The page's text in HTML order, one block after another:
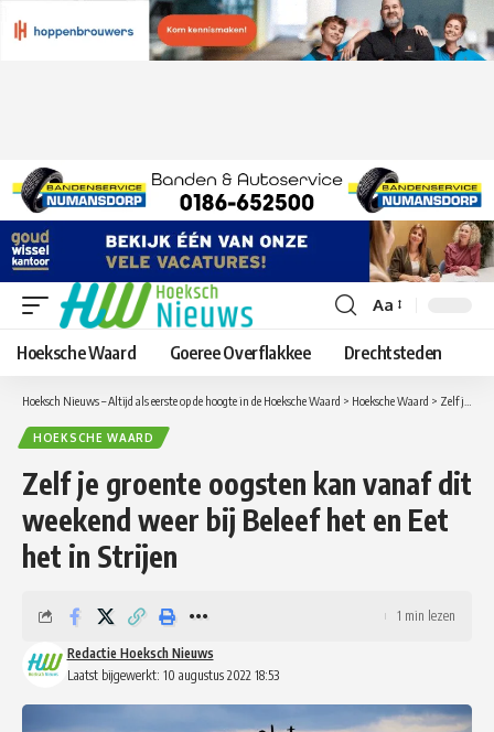
Lettergrootte
aanpassen
Aa
Hoeksche Waard Goeree Overflakkee Drechtsteden
Hoeksch Nieuws – Altijd als eerste op de hoogte in de Hoeksche Waard > Hoeksche Waard > Zelf je groente oogsten kan vanaf dit weekend weer bij Beleef het en Eet het in Strijen
HOEKSCHE WAARD
Zelf je groente oogsten kan vanaf dit
weekend weer bij Beleef het en Eet
het in Strijen
Laatst bijgewerkt: 10 augustus 2022 18:53
Redactie Hoeksch Nieuws
1 min lezen